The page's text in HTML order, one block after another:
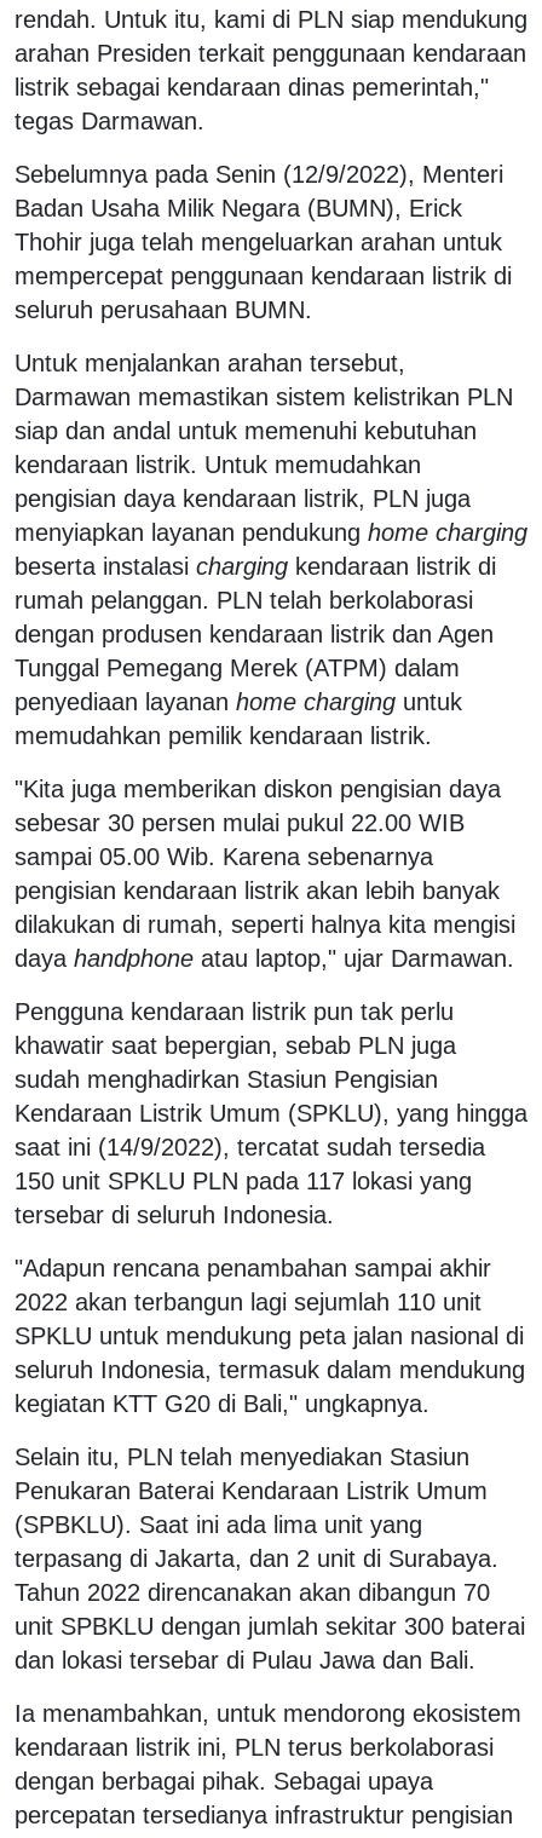
rendah. Untuk itu, kami di PLN siap mendukung
arahan Presiden terkait penggunaan kendaraan
listrik sebagai kendaraan dinas pemerintah,"
tegas Darmawan.
Sebelumnya pada Senin (12/9/2022), Menteri
Badan Usaha Milik Negara (BUMN), Erick
Thohir juga telah mengeluarkan arahan untuk
mempercepat penggunaan kendaraan listrik di
seluruh perusahaan BUMN.
Untuk menjalankan arahan tersebut,
Darmawan memastikan sistem kelistrikan PLN
siap dan andal untuk memenuhi kebutuhan
kendaraan listrik. Untuk memudahkan
pengisian daya kendaraan listrik, PLN juga
menyiapkan layanan pendukung home charging
beserta instalasi charging kendaraan listrik di
rumah pelanggan. PLN telah berkolaborasi
dengan produsen kendaraan listrik dan Agen
Tunggal Pemegang Merek (ATPM) dalam
penyediaan layanan home charging untuk
memudahkan pemilik kendaraan listrik.
"Kita juga memberikan diskon pengisian daya
sebesar 30 persen mulai pukul 22.00 WIB
sampai 05.00 Wib. Karena sebenarnya
pengisian kendaraan listrik akan lebih banyak
dilakukan di rumah, seperti halnya kita mengisi
daya handphone atau laptop," ujar Darmawan.
Pengguna kendaraan listrik pun tak perlu
khawatir saat bepergian, sebab PLN juga
sudah menghadirkan Stasiun Pengisian
Kendaraan Listrik Umum (SPKLU), yang hingga
saat ini (14/9/2022), tercatat sudah tersedia
150 unit SPKLU PLN pada 117 lokasi yang
tersebar di seluruh Indonesia.
"Adapun rencana penambahan sampai akhir
2022 akan terbangun lagi sejumlah 110 unit
SPKLU untuk mendukung peta jalan nasional di
seluruh Indonesia, termasuk dalam mendukung
kegiatan KTT G20 di Bali," ungkapnya.
Selain itu, PLN telah menyediakan Stasiun
Penukaran Baterai Kendaraan Listrik Umum
(SPBKLU). Saat ini ada lima unit yang
terpasang di Jakarta, dan 2 unit di Surabaya.
Tahun 2022 direncanakan akan dibangun 70
unit SPBKLU dengan jumlah sekitar 300 baterai
dan lokasi tersebar di Pulau Jawa dan Bali.
Ia menambahkan, untuk mendorong ekosistem
kendaraan listrik ini, PLN terus berkolaborasi
dengan berbagai pihak. Sebagai upaya
percepatan tersedianya infrastruktur pengisian